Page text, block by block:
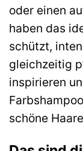
oder einen
haben das
schützt,
gleichzeitig
inspirieren
schöne